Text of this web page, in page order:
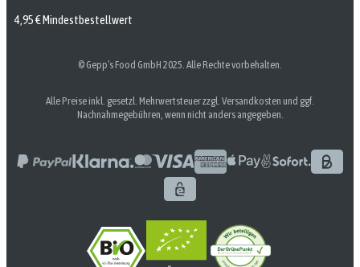
4,95 € Mindestbestellwert
© Gepp’s Food GmbH 2025. Alle Rechte vorbehalten.
Alle Preise inkl. gesetzl. Mehrwertsteuer zzgl. Versandkosten und ggf.
Nachnahmegebühren, wenn nicht anders angegeben.